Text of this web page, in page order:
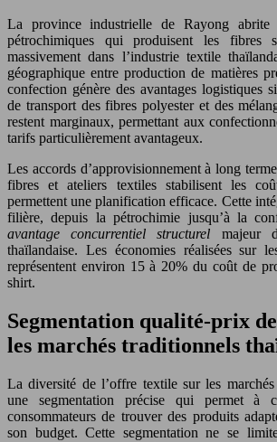
La province industrielle de Rayong abrite
pétrochimiques qui produisent les fibres
massivement dans l’industrie textile
géographique entre production de matières
confection génère des avantages logistiques
de transport des fibres polyester et des
restent marginaux, permettant aux
tarifs particulièrement avantageux.
Les accords d’approvisionnement à long
fibres et ateliers textiles stabilisent les
permettent une planification efficace. Cette
filière, depuis la pétrochimie jusqu’à la
avantage concurrentiel structurel majeur
thaïlandaise. Les économies réalisées sur
représentent environ 15 à 20% du coût de
shirt.
Segmentation qualité-prix
les marchés traditionnels
La diversité de l’offre textile sur les
une segmentation précise qui permet à
consommateurs de trouver des produits
son budget. Cette segmentation ne se